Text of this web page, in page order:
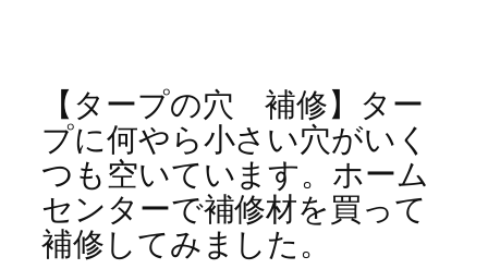
【タープの穴 補修】ター
プに何やら小さい穴がいく
つも空いています。ホーム
センターで補修材を買って
補修してみました。